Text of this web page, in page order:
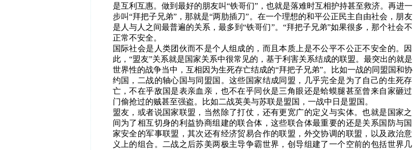
是互利互惠。做到最好的朋友叫“铁哥们”，也就是落难时互相护持甚至救济。再进一
步叫“拜把子兄弟”，那就是“两肋插刀”。在一个理想的和平公正民主自由社会，朋友
是人与人之间最普遍的关系，最多到“铁哥们”。 “拜把子兄弟”如果很多，那个社会不
正常不安全。
国际社会是人类团伙而不是个人组成的，而且本质上是不公平不公正不安全的。因
此，“盟友”关系就是国家关系中很常见的，基于利害关系结成的联盟。最突出的就是
世界性的战争当中，互相因为生死存亡结成的“拜把子兄弟”。比如一战的同盟国和协
约国，二战的轴心国与同盟国。这些国家结成同盟，几乎完全是为了自己的生死存
亡，不在乎敌国是表亲血亲，也不在乎同伙是三角眼还是蛤蟆腿甚至曾来自家砸过
门偷抢过的贼甚至强盗。比如二战英美与苏联是盟国，一战中日是盟国。
盟友，或者说国家联盟，当然除了打仗，还有更宽广的定义与实体。也就是国家之
间为了相互切身的利益协商组建的联合体，这些联合体最重要的还是关系国防与国
家安全的军事联盟，其次还有经济贸易合作的联盟，外交协调的联盟，以及政治意
义上的组合。二战之后苏美两极主导争霸世界，创导组建了一个空前的包括世界几